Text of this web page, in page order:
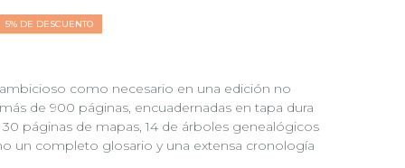
5% DE DESCUENTO
como necesario en una edición no
de 900 páginas, encuadernadas en tapa dura
páginas de mapas, 14 de árboles genealógicos
un completo glosario y una extensa cronología